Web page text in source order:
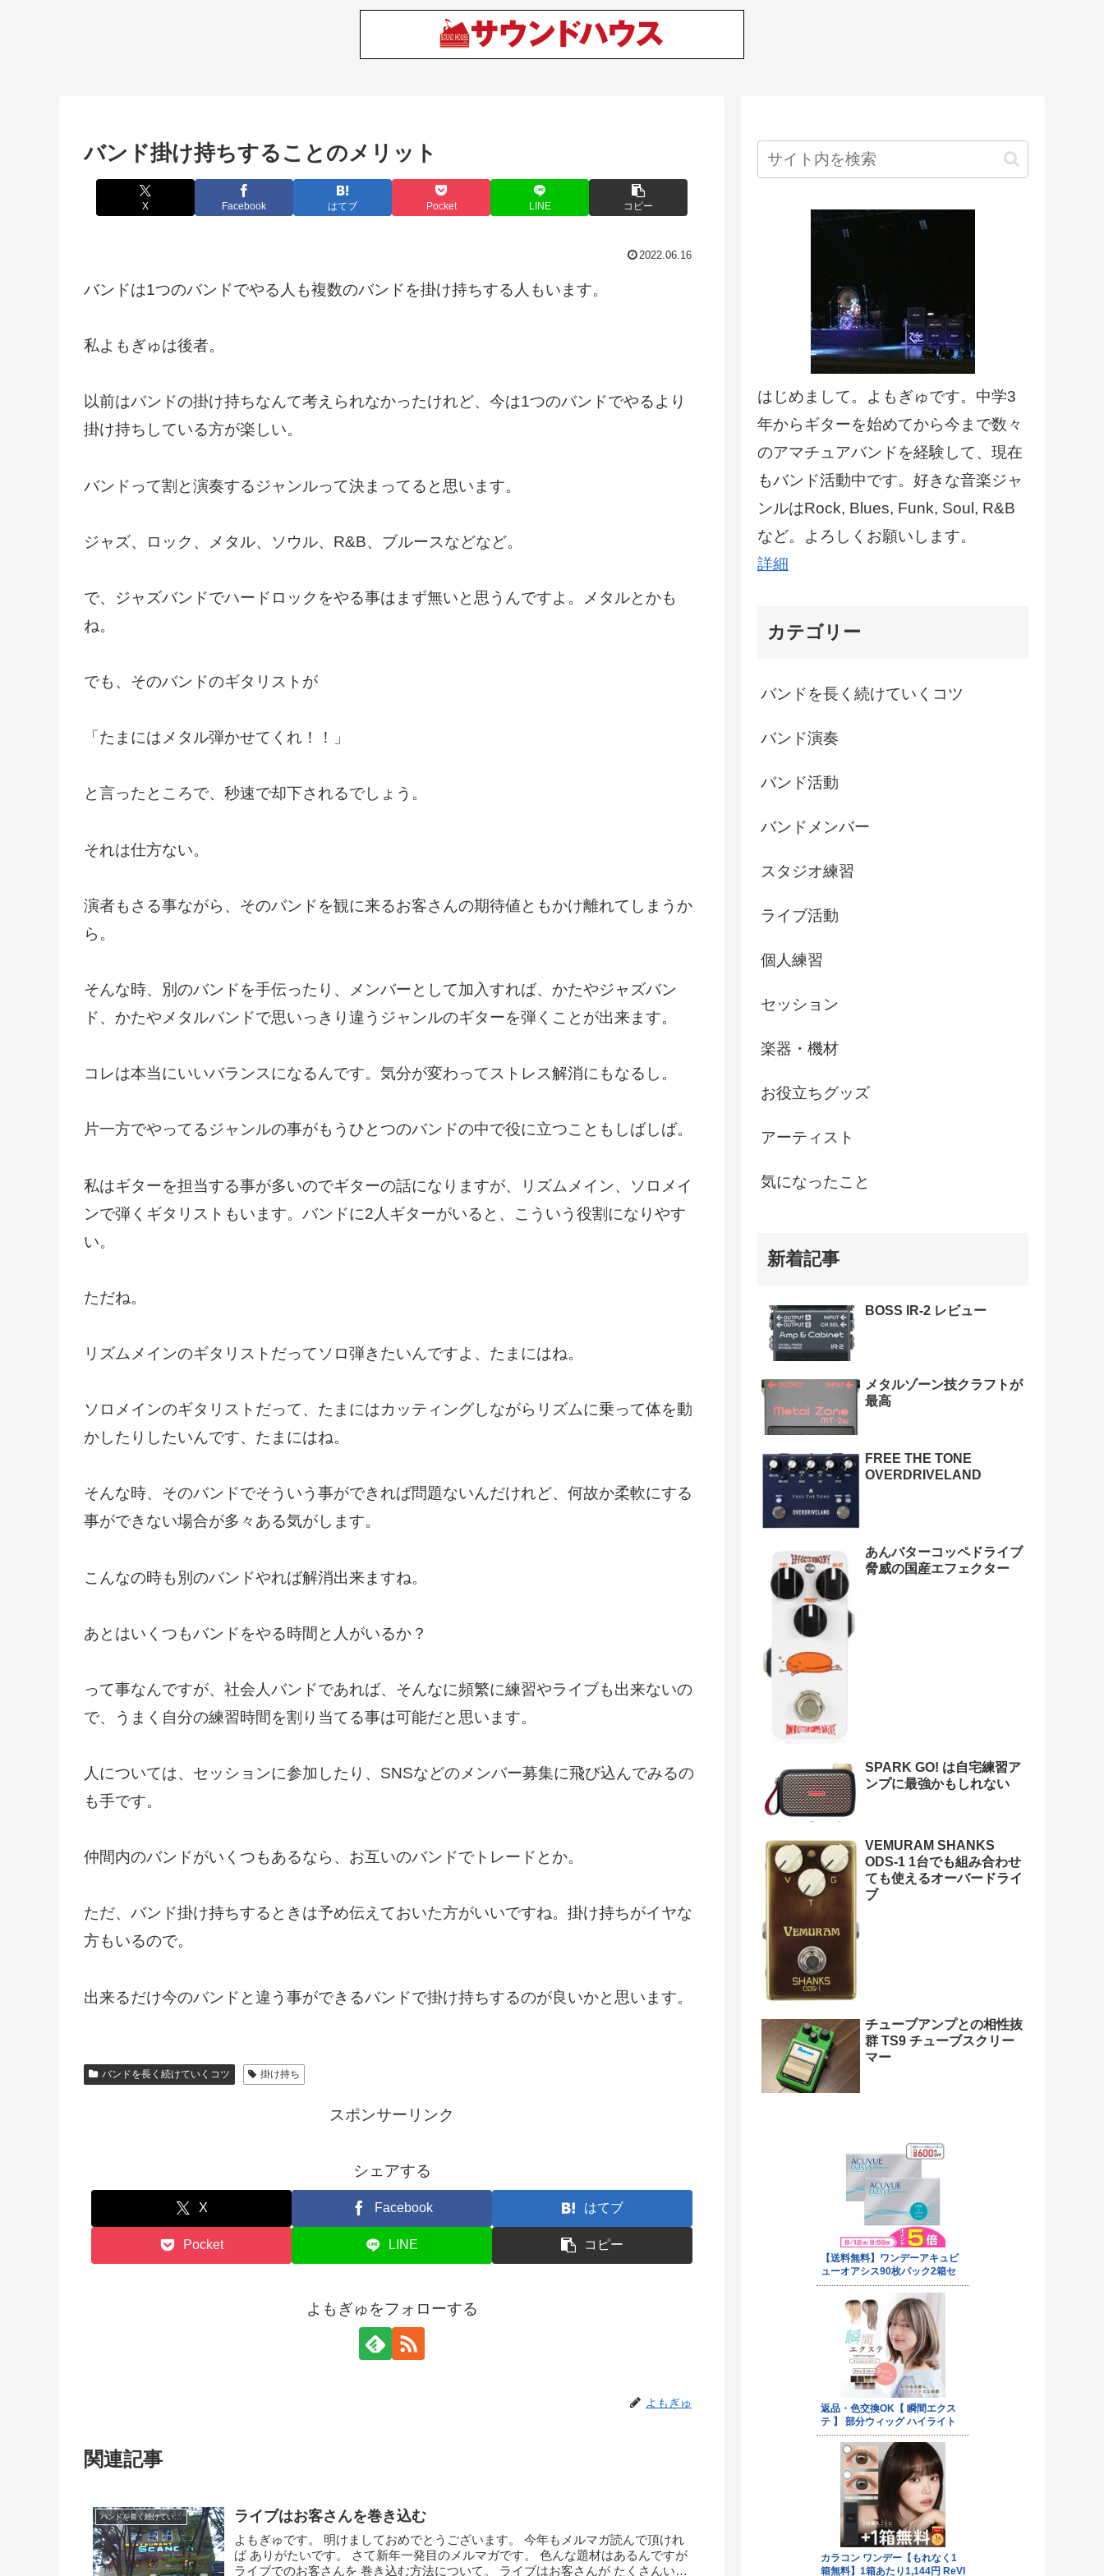
バンド掛け持ちすることのメリット
X Facebook はてブ Pocket LINE コピー
2022.06.16
バンドは1つのバンドでやる人も複数のバンドを掛け持ちする人もいます。
私よもぎゅは後者。
以前はバンドの掛け持ちなんて考えられなかったけれど、今は1つのバンドでやるより
掛け持ちしている方が楽しい。
バンドって割と演奏するジャンルって決まってると思います。
ジャズ、ロック、メタル、ソウル、R&B、ブルースなどなど。
で、ジャズバンドでハードロックをやる事はまず無いと思うんですよ。メタルとかも
ね。
でも、そのバンドのギタリストが
「たまにはメタル弾かせてくれ！！」
と言ったところで、秒速で却下されるでしょう。
それは仕方ない。
演者もさる事ながら、そのバンドを観に来るお客さんの期待値ともかけ離れてしまうか
ら。
そんな時、別のバンドを手伝ったり、メンバーとして加入すれば、かたやジャズバン
ド、かたやメタルバンドで思いっきり違うジャンルのギターを弾くことが出来ます。
コレは本当にいいバランスになるんです。気分が変わってストレス解消にもなるし。
片一方でやってるジャンルの事がもうひとつのバンドの中で役に立つこともしばしば。
私はギターを担当する事が多いのでギターの話になりますが、リズムメイン、ソロメイ
ンで弾くギタリストもいます。バンドに2人ギターがいると、こういう役割になりやす
い。
ただね。
リズムメインのギタリストだってソロ弾きたいんですよ、たまにはね。
ソロメインのギタリストだって、たまにはカッティングしながらリズムに乗って体を動
かしたりしたいんです、たまにはね。
そんな時、そのバンドでそういう事ができれば問題ないんだけれど、何故か柔軟にする
事ができない場合が多々ある気がします。
こんなの時も別のバンドやれば解消出来ますね。
あとはいくつもバンドをやる時間と人がいるか？
って事なんですが、社会人バンドであれば、そんなに頻繁に練習やライブも出来ないの
で、うまく自分の練習時間を割り当てる事は可能だと思います。
人については、セッションに参加したり、SNSなどのメンバー募集に飛び込んでみるの
も手です。
仲間内のバンドがいくつもあるなら、お互いのバンドでトレードとか。
ただ、バンド掛け持ちするときは予め伝えておいた方がいいですね。掛け持ちがイヤな
方もいるので。
出来るだけ今のバンドと違う事ができるバンドで掛け持ちするのが良いかと思います。
バンドを長く続けていくコツ 掛け持ち
スポンサーリンク
シェアする
X Facebook はてブ
Pocket LINE コピー
よもぎゅをフォローする
よもぎゅ
関連記事
バンドを長く続けていくコツ ライブはお客さんを巻き込む
よもぎゅです。 明けましておめでとうございます。 今年もメルマガ読んで頂けれ
ば ありがたいです。 さて新年一発目のメルマガです。 色んな題材はあるんですが
ライブでのお客さんを 巻き込む方法について。 ライブはお客さんが たくさんいる
はじめまして。よもぎゅです。中学3
年からギターを始めてから今まで数々
のアマチュアバンドを経験して、現在
もバンド活動中です。好きな音楽ジャ
ンルはRock, Blues, Funk, Soul, R&B
など。よろしくお願いします。
詳細
カテゴリー
バンドを長く続けていくコツ
バンド演奏
バンド活動
バンドメンバー
スタジオ練習
ライブ活動
個人練習
セッション
楽器・機材
お役立ちグッズ
アーティスト
気になったこと
新着記事
BOSS IR-2 レビュー
メタルゾーン技クラフトが
最高
FREE THE TONE
OVERDRIVELAND
あんバターコッペドライブ
脅威の国産エフェクター
SPARK GO! は自宅練習ア
ンプに最強かもしれない
VEMURAM SHANKS
ODS-1 1台でも組み合わせ
ても使えるオーバードライ
ブ
チューブアンプとの相性抜
群 TS9 チューブスクリー
マー